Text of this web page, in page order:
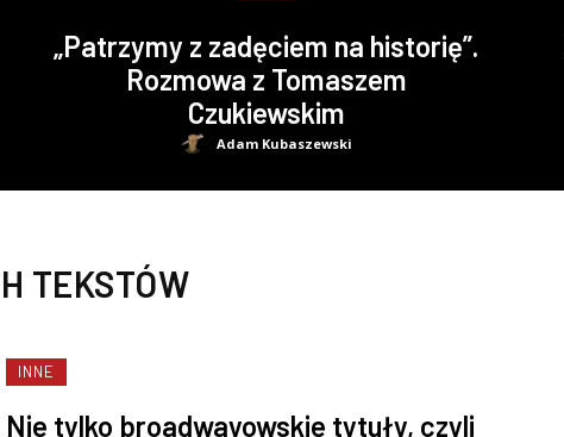
„Patrzymy z zadęciem na historię”.
Rozmowa z Tomaszem
Czukiewskim
Adam Kubaszewski
TEKSTÓW
INNE
Nie tylko broadwayowskie tytuły, czyli